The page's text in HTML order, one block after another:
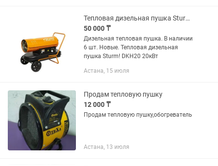
Тепловая дизельная пушка Sturm! DKH20 20кВт
50 000 ₸
Дизельная тепловая пушка. В наличии
6 шт. Новые. Тепловая дизельная
пушка Sturm! DKH20 20кВт
Астана, 15 июля
Продам тепловую пушку
12 000 ₸
Продам тепловую пушку,обогреватель
Астана, 13 июля